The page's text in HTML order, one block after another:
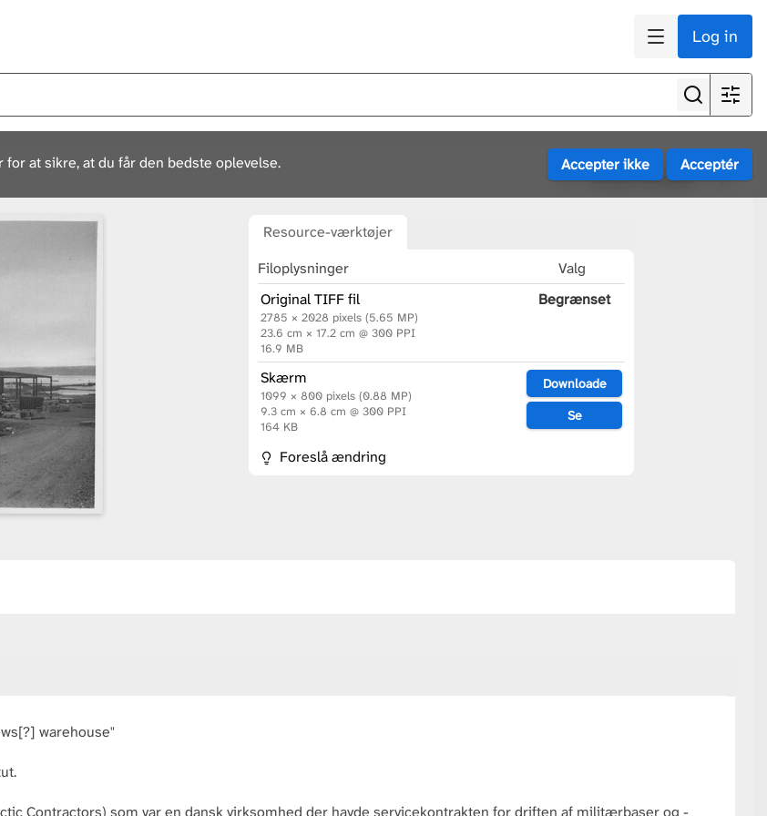
Log in
at sikre, at du får den bedste oplevelse.
Se alle resultater
Resource-værktøjer
Filoplysninger
Valg
Original TIFF fil
2785 × 2028 pixels (5.65 MP)
23.6 cm × 17.2 cm @ 300 PPI
16.9 MB
Begrænset
Skærm
1099 × 800 pixels (0.88 MP)
9.3 cm × 6.8 cm @ 300 PPI
164 KB
Downloade
Se
Foreslå ændring
warehouse"
Contractors) som var en dansk virksomhed der havde servicekontrakten for driften af militærbaser og -